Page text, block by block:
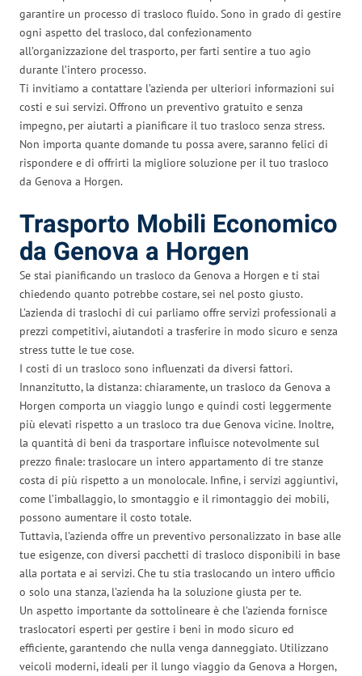
garantire un processo di trasloco fluido. Sono in grado di gestire
ogni aspetto del trasloco, dal confezionamento
all’organizzazione del trasporto, per farti sentire a tuo agio
durante l’intero processo.
Ti invitiamo a contattare l’azienda per ulteriori informazioni sui
costi e sui servizi. Offrono un preventivo gratuito e senza
impegno, per aiutarti a pianificare il tuo trasloco senza stress.
Non importa quante domande tu possa avere, saranno felici di
rispondere e di offrirti la migliore soluzione per il tuo trasloco
da Genova a Horgen.
Trasporto Mobili Economico
da Genova a Horgen
Se stai pianificando un trasloco da Genova a Horgen e ti stai
chiedendo quanto potrebbe costare, sei nel posto giusto.
L’azienda di traslochi di cui parliamo offre servizi professionali a
prezzi competitivi, aiutandoti a trasferire in modo sicuro e senza
stress tutte le tue cose.
I costi di un trasloco sono influenzati da diversi fattori.
Innanzitutto, la distanza: chiaramente, un trasloco da Genova a
Horgen comporta un viaggio lungo e quindi costi leggermente
più elevati rispetto a un trasloco tra due Genova vicine. Inoltre,
la quantità di beni da trasportare influisce notevolmente sul
prezzo finale: traslocare un intero appartamento di tre stanze
costa di più rispetto a un monolocale. Infine, i servizi aggiuntivi,
come l’imballaggio, lo smontaggio e il rimontaggio dei mobili,
possono aumentare il costo totale.
Tuttavia, l’azienda offre un preventivo personalizzato in base alle
tue esigenze, con diversi pacchetti di trasloco disponibili in base
alla portata e ai servizi. Che tu stia traslocando un intero ufficio
o solo una stanza, l’azienda ha la soluzione giusta per te.
Un aspetto importante da sottolineare è che l’azienda fornisce
traslocatori esperti per gestire i beni in modo sicuro ed
efficiente, garantendo che nulla venga danneggiato. Utilizzano
veicoli moderni, ideali per il lungo viaggio da Genova a Horgen,